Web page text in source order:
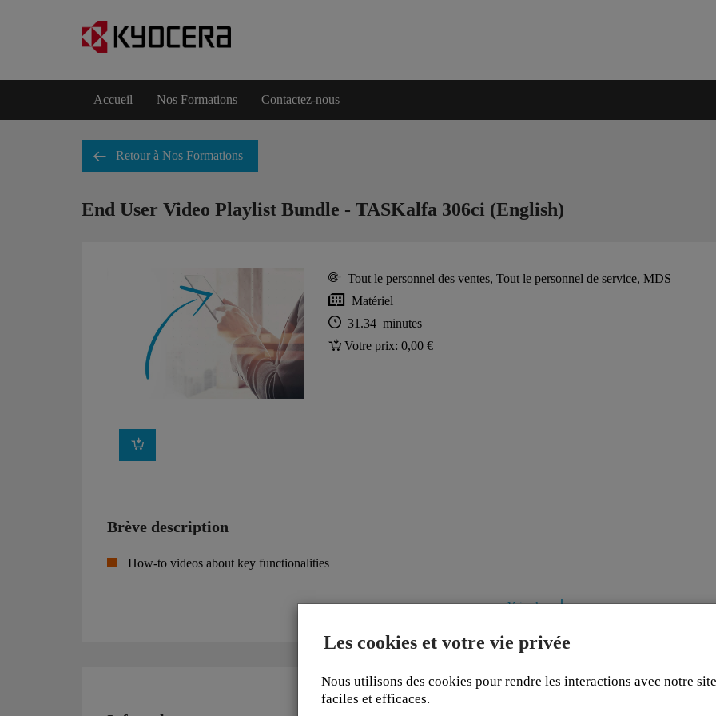
Accueil Nos Formations Contactez-nous
Retour à Nos Formations
End User Video Playlist Bundle - TASKalfa 306ci (English)
Tout le personnel des ventes, Tout le personnel de service, MDS
Matériel
31.34 minutes
Votre prix: 0,00 €
Brève description
How-to videos about key functionalities
Les cookies et votre vie privée
Nous utilisons des cookies pour rendre les interactions avec notre
faciles et efficaces.